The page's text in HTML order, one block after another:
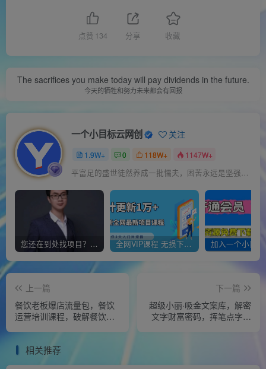
点赞 134 分享 收藏
The sacrifices you make today will pay dividends in the future.
今天的牺牲和努力未来都会有回报
一个小目标云网创 关注
1.9W+ 0 118W+ 1147W+
平富足的盛世徒然养成一批懦夫，困苦永远是坚强之母
您还在到处找项目？还在当韭菜？我靠经营“一个小目标网创商城”年入百W+，曾经我也负债累累! 全网VIP课程 无损下载~
上一篇
餐饮老板爆店流量包，餐饮
运营培训课程，破解餐饮店
下一篇
超级小丽·吸金文案库，解密
文字财富密码，挥笔点字成
相关推荐